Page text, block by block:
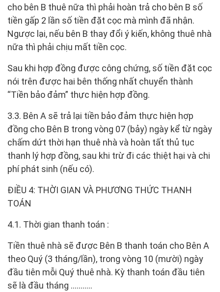
cho bên B thuê nữa thì phải hoàn trả cho bên B số
tiền gấp 2 lần số tiền đặt cọc mà mình đã nhận.
Ngược lại, nếu bên B thay đổi ý kiến, không thuê nhà
nữa thì phải chịu mất tiền cọc.
Sau khi hợp đồng được công chứng, số tiền đặt cọc
nói trên được hai bên thống nhất chuyển thành
“Tiền bảo đảm” thực hiện hợp đồng.
3.3. Bên A sẽ trả lại tiền bảo đảm thực hiện hợp
đồng cho Bên B trong vòng 07 (bảy) ngày kể từ ngày
chấm dứt thời hạn thuê nhà và hoàn tất thủ tục
thanh lý hợp đồng, sau khi trừ đi các thiệt hại và chi
phí phát sinh (nếu có).
ĐIỀU 4: THỜI GIAN VÀ PHƯƠNG THỨC THANH
TOÁN
4.1. Thời gian thanh toán :
Tiền thuê nhà sẽ được Bên B thanh toán cho Bên A
theo Quý (3 tháng/lần), trong vòng 10 (mười) ngày
đầu tiên mỗi Quý thuê nhà. Kỳ thanh toán đầu tiên
sẽ là đầu tháng ………..